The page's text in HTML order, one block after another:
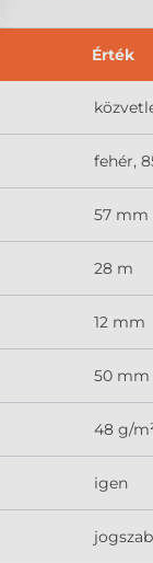
Érték
fehér,
57 mm
28 m
12 mm
50 mm
48 g/
igen